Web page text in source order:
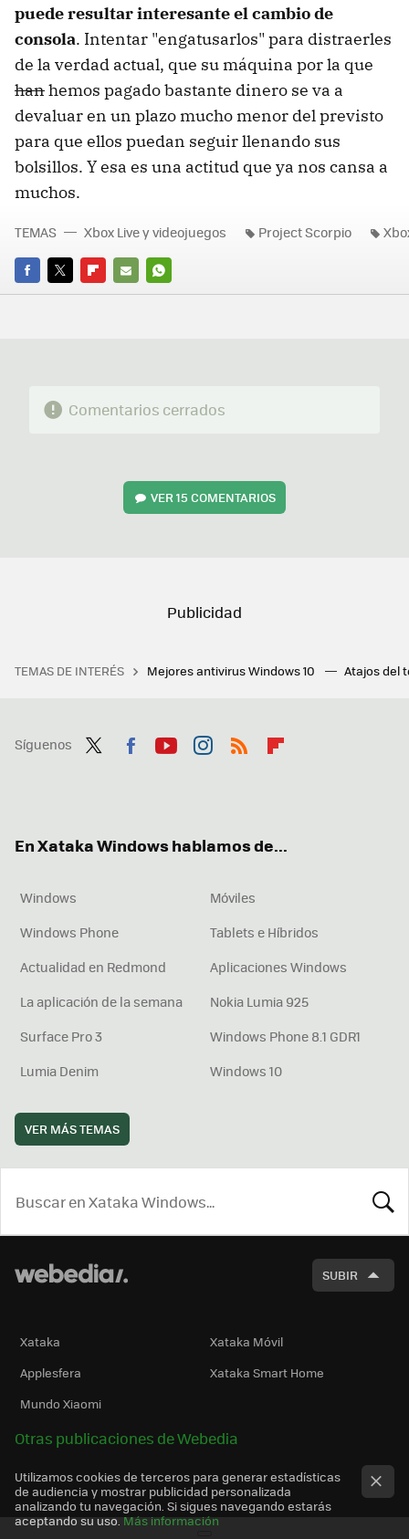
puede resultar interesante el cambio de
consola. Intentar "engatusarlos" para distraerles
de la verdad actual, que su máquina por la que
hanhemos pagado bastante dinero se va a
devaluar en un plazo mucho menor del previsto
para que ellos puedan seguir llenando sus
bolsillos. Y esa es una actitud que ya nos cansa a
muchos.
FACEBOOK
TWITTERFLIPBOARD
E-
WHATSAPP
TEMAS Xbox Live y videojuegos Project Scorpio
Comentarios cerrados
VER15 COMENTARIOS
TEMAS DE INTERÉS Mejores antivirus Windows 10 Atajos del
Síguenos
En Xataka Windows hablamos de...
Windows
Móviles
Windows Phone
Tablets e Híbridos
Actualidad en Redmond
Aplicaciones Windows
La aplicación de la semana
Nokia Lumia 925
Surface Pro 3
Windows Phone 8.1 GDR1
Lumia Denim
Windows 10
VER MÁS TEMAS
SUBIR
Xataka
Xataka Móvil
Applesfera
Xataka Smart Home
Mundo Xiaomi
Otras publicaciones de Webedia
Utilizamos cookies de terceros para generar estadísticas
de audiencia y mostrar publicidad personalizada
analizando tu navegación. Si sigues navegando estarás
aceptando su uso. Más información